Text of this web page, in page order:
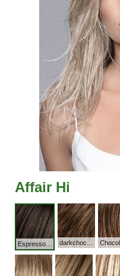
Affair Hi
darkchocolate rooted